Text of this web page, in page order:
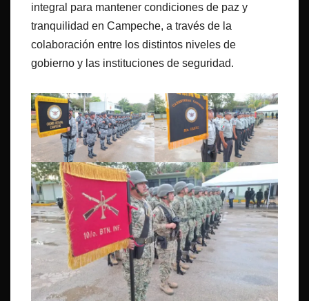
integral para mantener condiciones de paz y
tranquilidad en Campeche, a través de la
colaboración entre los distintos niveles de
gobierno y las instituciones de seguridad.